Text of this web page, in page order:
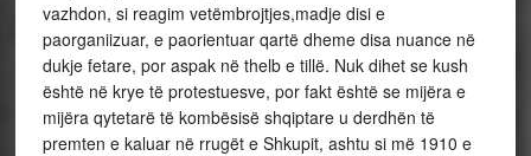
vazhdon, si reagim vetëmbrojtjes,madje disi e
paorganiizuar, e paorientuar qartë dheme disa nuance në
dukje fetare, por aspak në thelb e tillë. Nuk dihet se kush
është në krye të protestuesve, por fakt është se mijëra e
mijëra qytetarë të kombësisë shqiptare u derdhën të
premten e kaluar në rrugët e Shkupit, ashtu si më 1910 e